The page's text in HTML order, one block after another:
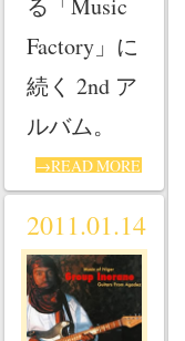
る「Music
Factory」に
続く 2nd ア
ルバム。
→READ MORE
2011.01.14